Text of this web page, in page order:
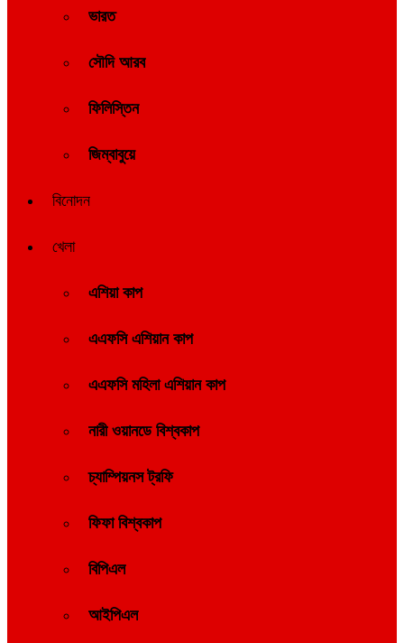
ভারত
সৌদি আরব
ফিলিস্তিন
জিম্বাবুয়ে
বিনোদন
খেলা
এশিয়া কাপ
এএফসি এশিয়ান কাপ
এএফসি মহিলা এশিয়ান কাপ
নারী ওয়ানডে বিশ্বকাপ
চ্যাম্পিয়নস ট্রফি
ফিফা বিশ্বকাপ
বিপিএল
আইপিএল